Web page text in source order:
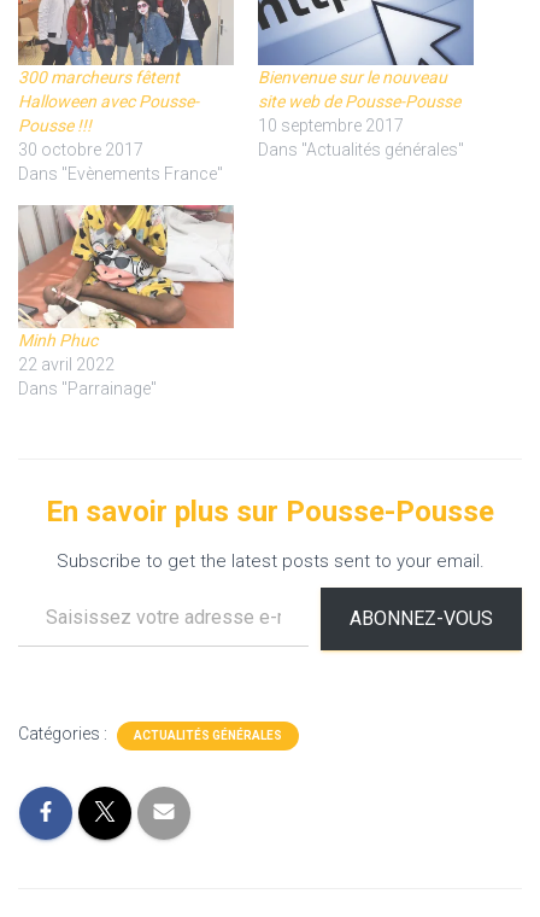
300 marcheurs fêtent
Halloween avec Pousse-
Pousse !!!
30 octobre 2017
Dans "Evènements France"
Bienvenue sur le nouveau
site web de Pousse-Pousse
10 septembre 2017
Dans "Actualités générales"
Minh Phuc
22 avril 2022
Dans "Parrainage"
En savoir plus sur Pousse-Pousse
Subscribe to get the latest posts sent to your email.
ABONNEZ-VOUS
Catégories : ACTUALITÉS GÉNÉRALES